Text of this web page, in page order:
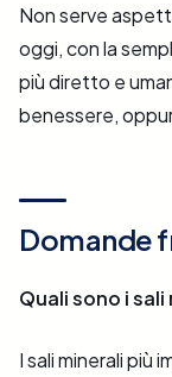
Non serve
oggi, con la
più diretto e
benessere,
Domande
Quali sono i
I sali minerali più